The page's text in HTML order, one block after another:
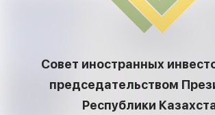
Совет иностранных
председательством
Республики